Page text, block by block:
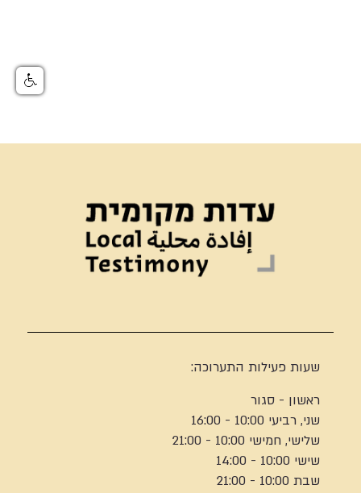
שעות פעילות התערוכה:
ראשון - סגור
שני, רביעי 10:00 - 16:00
שלישי, חמישי 10:00 - 21:00
שישי 10:00 - 14:00
שבת 10:00 - 21:00